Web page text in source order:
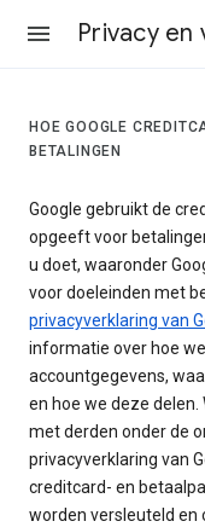
HOE GOOGLE
BETALINGEN
Google gebruikt de
opgeeft voor
u doet, waaronder
voor doeleinden met
privacyverklaring van
informatie over hoe
accountgegevens,
en hoe we deze delen.
met derden onder de
privacyverklaring van
creditcard- en
worden versleuteld en